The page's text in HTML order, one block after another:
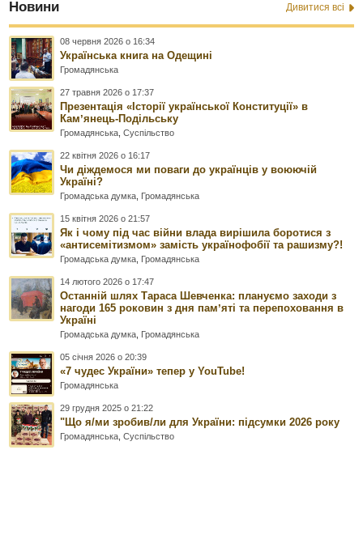
Новини Дивитися всі
08 червня 2026 о 16:34
Українська книга на Одещині
Громадянська
27 травня 2026 о 17:37
Презентація «Історії української Конституції» в
Камʼянець-Подільську
Громадянська,Суспільство
22 квітня 2026 о 16:17
Чи діждемося ми поваги до українців у воюючій
Україні?
Громадська думка, Громадянська
15 квітня 2026 о 21:57
Як і чому під час війни влада вирішила боротися з
«антисемітизмом» замість українофобії та рашизму?!
Громадська думка, Громадянська
14 лютого 2026 о 17:47
Останній шлях Тараса Шевченка: плануємо заходи з
нагоди 165 роковин з дня памʼяті та перепоховання в
Україні
Громадська думка, Громадянська
05 січня 2026 о 20:39
«7 чудес України» тепер у YouTube!
Громадянська
29 грудня 2025 о 21:22
"Що я/ми зробив/ли для України: підсумки 2026 року
Громадянська,Суспільство